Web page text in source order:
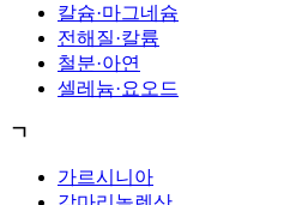
칼슘·마그네슘
전해질·칼륨
철분·아연
셀레늄·요오드
ㄱ
가르시니아